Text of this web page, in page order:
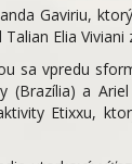
Gaviriu,
Elia Viviani
sa vpredu
(Brazília) a
Etixxu,